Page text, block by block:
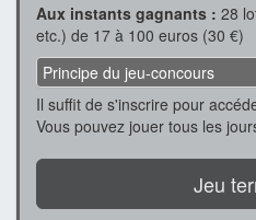
Aux instants gagnants : 28
etc.) de 17 à 100 euros (30 €)
Principe du jeu-concours
Il suffit de s'inscrire pour
Vous pouvez jouer tous les
Jeu